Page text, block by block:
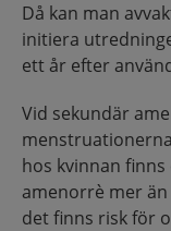
Då kan man
initiera
ett år efter
Vid sekundär
hos kvinnan
amenorrè mer
det finns risk för